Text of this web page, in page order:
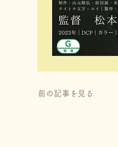
前の記事を見る